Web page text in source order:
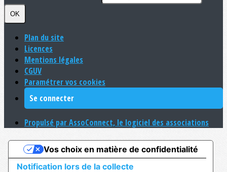
OK
Plan du site
Licences
Mentions légales
CGUV
Paramétrer vos cookies
Se connecter
Propulsé par AssoConnect, le logiciel des associations
Notification lors de la collecte
Vos choix en matière de confidentialité